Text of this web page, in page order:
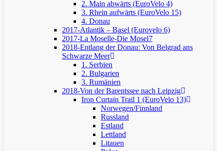
2. Main abwärts (EuroVelo 4)
3. Rhein aufwärts (EuroVelo 15)
4. Donau
2017-Atlantik – Basel (Eurovelo 6)
2017-La Moselle-Die Mosel7
2018-Entlang der Donau: Von Belgrad ans
Schwarze Meer
1. Serbien
2. Bulgarien
3. Rumänien
2018-Von der Barentssee nach Leipzig
Iron Curtain Trail 1 (EuroVelo 13)
Norwegen/Finnland
Russland
Estland
Lettland
Litauen